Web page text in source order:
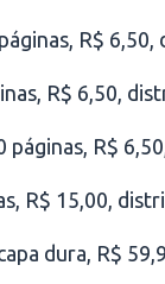
R$ 6,50,
R$ 6,50,
R$
R$ 15,00,
dura, R$